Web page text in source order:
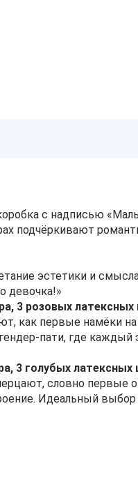
с надписью
подчёркивают
эстетики и
девочка!»
3 розовых латексных
как первые намёки
где
3 голубых латексных
словно первые
Идеальный